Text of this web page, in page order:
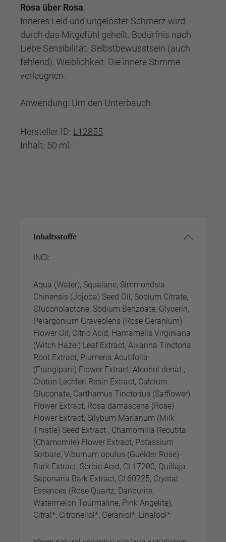
Rosa über Rosa
Inneres Leid und ungelöster Schmerz wird
durch das Mitgefühl geheilt. Bedürfnis nach
Liebe Sensibilität. Selbstbewusstsein (auch
fehlend). Weiblichkeit. Die innere Stimme
verleugnen.
Anwendung: Um den Unterbauch.
Hersteller-ID: L12855
Inhalt: 50 ml.
Inhaltsstoffe
INCI:
Aqua (Water), Squalane, Simmondsia
Chinensis (Jojoba) Seed Oil, Sodium Citrate,
Gluconolactone, Sodium Benzoate, Glycerin,
Pelargonium Graveolens (Rose Geranium)
Flower Oil, Citric Acid, Hamamelis Virginiana
(Witch Hazel) Leaf Extract, Alkanna Tinctoria
Root Extract, Plumeria Acutifolia
(Frangipani) Flower Extract, Alcohol denat.,
Croton Lechleri Resin Extract, Calcium
Gluconate, Carthamus Tinctorius (Safflower)
Flower Extract, Rosa damascena (Rose)
Flower Extract, Silybum Marianum (Milk
Thistle) Seed Extract , Chamomilla Recutita
(Chamomile) Flower Extract, Potassium
Sorbate, Viburnum opulus (Guelder Rose)
Bark Extract, Sorbic Acid, CI 17200, Quillaja
Saponaria Bark Extract, CI 60725, Crystal
Essences (Rose Quartz, Danburite,
Watermelon Tourmaline, Pink Angelite),
Citral*, Citronellol*, Geraniol*, Linalool*